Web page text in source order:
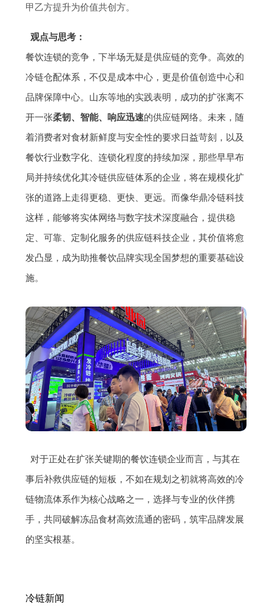
甲乙方提升为价值共创方。
观点与思考：
餐饮连锁的竞争，下半场无疑是供应链的竞争。高效的
冷链仓配体系，不仅是成本中心，更是价值创造中心和
品牌保障中心。山东等地的实践表明，成功的扩张离不
开一张柔韧、智能、响应迅速的供应链网络。未来，随
着消费者对食材新鲜度与安全性的要求日益苛刻，以及
餐饮行业数字化、连锁化程度的持续加深，那些早早布
局并持续优化其冷链供应链体系的企业，将在规模化扩
张的道路上走得更稳、更快、更远。而像华鼎冷链科技
这样，能够将实体网络与数字技术深度融合，提供稳
定、可靠、定制化服务的供应链科技企业，其价值将愈
发凸显，成为助推餐饮品牌实现全国梦想的重要基础设
施。
对于正处在扩张关键期的餐饮连锁企业而言，与其在
事后补救供应链的短板，不如在规划之初就将高效的冷
链物流体系作为核心战略之一，选择与专业的伙伴携
手，共同破解冻品食材高效流通的密码，筑牢品牌发展
的坚实根基。
冷链新闻